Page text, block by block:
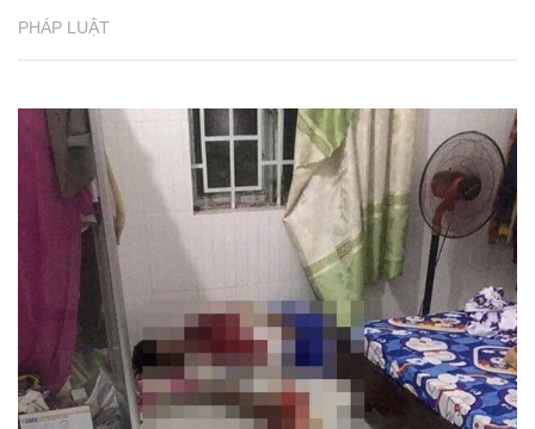
PHÁP LUẬT